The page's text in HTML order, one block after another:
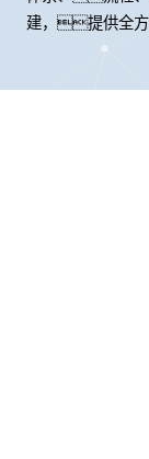
建，提供全方